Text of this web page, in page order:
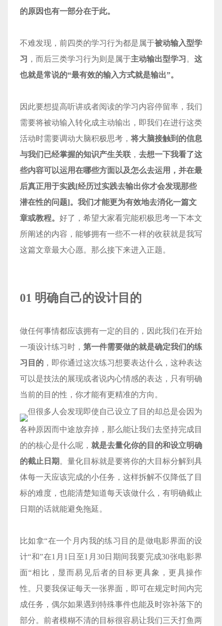
的原因也有一部分在于此。
不难发现，前四类的学习行为都是属于被动输入型学
习 ，而后三类学习行为则是属于主动输出型学习 。 这
也就是常说的“最有效的输入方式就是输出”。
因此要想提高听讲或者阅读的学习内容停留率，我们
需要将被动输入转化成主动输出，即我们在进行这类
活动时需要调动大脑积极思考， 将大脑接触到的信息
与我们已经掌握的知识产生关联 ， 去想一下我看了这
些内容可以运用在哪些方面以及怎么去运用，并在最
后真正用于实践[经历过实践去输出你才会发现那些
潜在性的问题]。我们才能更为有效地去消化一篇文
章或教程。 好了，希望大家看完能积极思考一下本文
所阐述的内容，能够拥有一些不一样的收获就是我写
这篇文章最大心愿。那么接下来进入正题。
01 明确自己的设计目的
做任何事情都应该拥有一定的目的，因此我们在开始
一项设计练习时， 第一件需要做的就是确定我们的练
习目的 ，即你通过这次练习想要表达什么，这种表达
可以是技法的展现或者说内心情感的表达，只有明确
当前的目的性，你才能有更精准的方向。
但很多人会发现即使自己设立了目的却总是会因为
各种原因而中途放弃掉，那么能让我们去坚持完成目
的的核心是什么呢， 就是去量化你的目的和设立明确
的截止日期 。量化目标就是要将你的大目标分解到具
体每一天应该完成的小任务，这样拆解不仅降低了目
标的难度，也能清楚知道每天该做什么，有明确截止
日期的话就能避免拖延。
比如拿“在一个月内我的练习目的是做电影界面的设
计“和”在1月1日至1月30日期间我要完成30张电影界
面“相比，显而易见后者的目标更具象，更具操作
性。只要我保证每天一张界面，即可在规定时间内完
成任务，偶尔如果遇到特殊事件也能及时弥补落下的
部分。前者模糊不清的目标很容易让我们三天打鱼两